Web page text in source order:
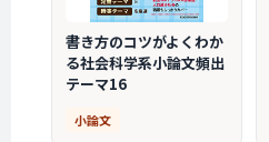
書き方のコツがよくわか
る社会科学系小論文頻出
テーマ16
小論文